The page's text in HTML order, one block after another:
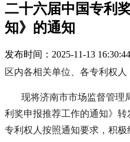
二十六届中国专利
知》的通知
发布时间：2025-11-13 16:30:44
区内各相关单位、各专利权人
现将济南市市场监督管理
利奖申报推荐工作的通知》
专利权人按照通知要求，积